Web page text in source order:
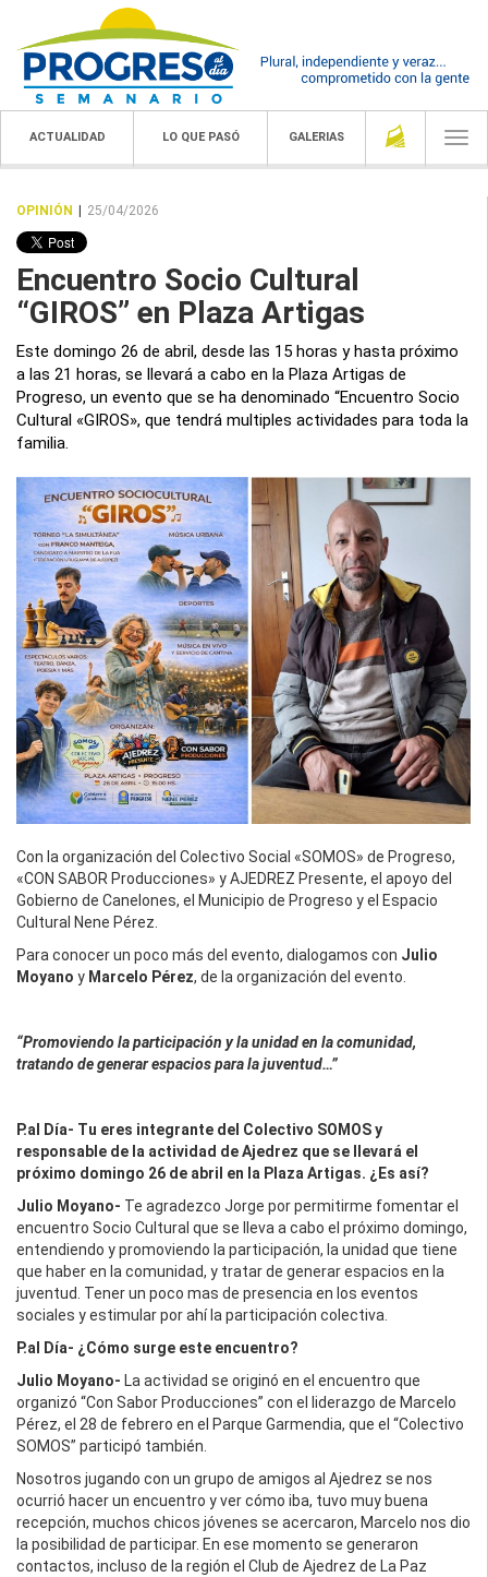
ACTUALIDAD LO QUE PASÓ GALERIAS
OPINIÓN | 25/04/2026
Encuentro Socio Cultural
“GIROS” en Plaza Artigas
Este domingo 26 de abril, desde las 15 horas y hasta próximo
a las 21 horas, se llevará a cabo en la Plaza Artigas de
Progreso, un evento que se ha denominado “Encuentro Socio
Cultural «GIROS», que tendrá multiples actividades para toda la
familia.
Con la organización del Colectivo Social «SOMOS» de Progreso,
«CON SABOR Producciones» y AJEDREZ Presente, el apoyo del
Gobierno de Canelones, el Municipio de Progreso y el Espacio
Cultural Nene Pérez.
Para conocer un poco más del evento, dialogamos con Julio
Moyano y Marcelo Pérez, de la organización del evento.
“Promoviendo la participación y la unidad en la comunidad,
tratando de generar espacios para la juventud…”
P.al Día- Tu eres integrante del Colectivo SOMOS y
responsable de la actividad de Ajedrez que se llevará el
próximo domingo 26 de abril en la Plaza Artigas. ¿Es así?
Julio Moyano- Te agradezco Jorge por permitirme fomentar el
encuentro Socio Cultural que se lleva a cabo el próximo domingo,
entendiendo y promoviendo la participación, la unidad que tiene
que haber en la comunidad, y tratar de generar espacios en la
juventud. Tener un poco mas de presencia en los eventos
sociales y estimular por ahí la participación colectiva.
P.al Día- ¿Cómo surge este encuentro?
Julio Moyano- La actividad se originó en el encuentro que
organizó “Con Sabor Producciones” con el liderazgo de Marcelo
Pérez, el 28 de febrero en el Parque Garmendia, que el “Colectivo
SOMOS” participó también.
Nosotros jugando con un grupo de amigos al Ajedrez se nos
ocurrió hacer un encuentro y ver cómo iba, tuvo muy buena
recepción, muchos chicos jóvenes se acercaron, Marcelo nos dio
la posibilidad de participar. En ese momento se generaron
contactos, incluso de la región el Club de Ajedrez de La Paz